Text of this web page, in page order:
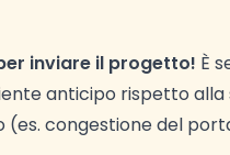
inviare il progetto! È
anticipo rispetto
congestione del